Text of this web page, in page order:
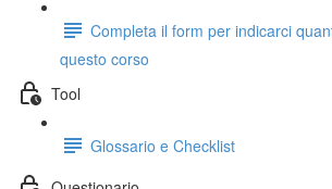
Completa il form per indicarci
questo corso
Tool
Glossario e Checklist